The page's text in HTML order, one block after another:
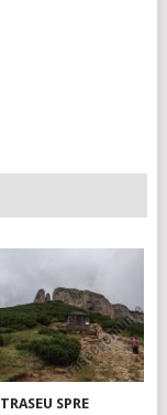
TRASEU SPRE